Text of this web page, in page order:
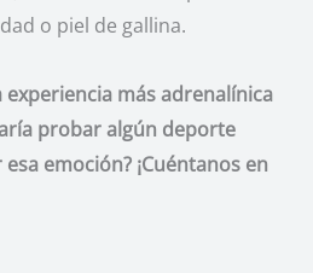
o piel de gallina.
experiencia más adrenalínica
probar algún deporte
emoción? ¡Cuéntanos en